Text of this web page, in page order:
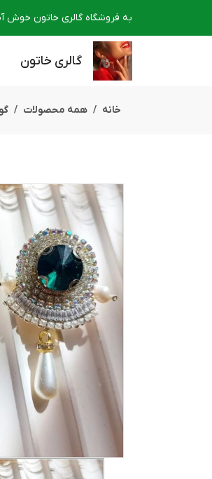
به فروشگاه گالری خاتون خوش
گالری خاتون
خانه همه محصولات